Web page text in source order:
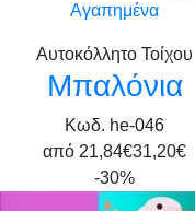
Αγαπημένα
Αυτοκόλλητο Τοίχου
Μπαλόνια
Κωδ. he-046
από 21,84€31,20€
-30%